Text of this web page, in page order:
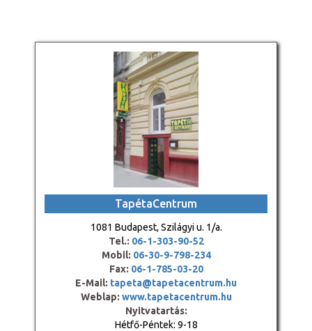
TapétaCentrum
1081 Budapest, Szilágyi u. 1/a.
Tel.: 06-1-303-90-52
Mobil: 06-30-9-798-234
Fax: 06-1-785-03-20
E-Mail: tapeta@tapetacentrum.hu
Weblap: www.tapetacentrum.hu
Nyitvatartás:
Hétfő-Péntek: 9-18